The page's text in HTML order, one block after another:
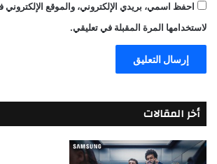
احفظ اسمي، بريدي الإلكتروني، والموقع
لاستخدامها المرة المقبلة في تعليقي.
أخر المقالات